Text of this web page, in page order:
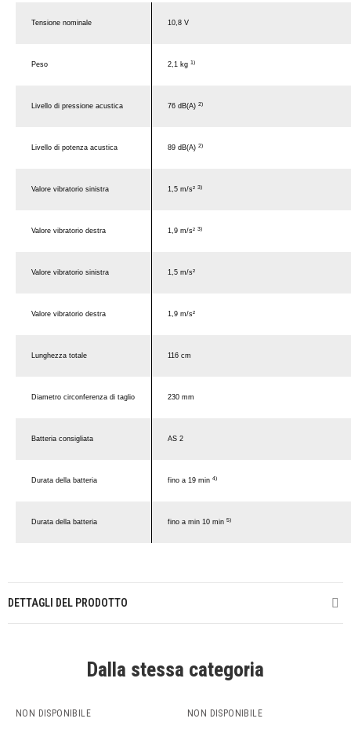
Tensione nominale 10,8 V
Peso 2,1 kg 1)
Livello di pressione acustica 76 dB(A) 2)
Livello di potenza acustica 89 dB(A) 2)
Valore vibratorio sinistra 1,5 m/s² 3)
Valore vibratorio destra 1,9 m/s² 3)
Valore vibratorio sinistra 1,5 m/s²
Valore vibratorio destra 1,9 m/s²
Lunghezza totale 116 cm
Diametro circonferenza di taglio 230 mm
Batteria consigliata AS 2
Durata della batteria fino a 19 min 4)
Durata della batteria fino a min 10 min 5)
DETTAGLI DEL PRODOTTO
Dalla stessa categoria
NON DISPONIBILE NON DISPONIBILE